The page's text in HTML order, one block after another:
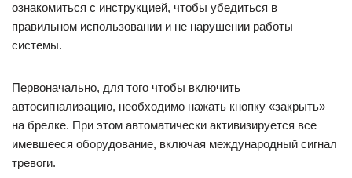
ознакомиться с инструкцией, чтобы убедиться в
правильном использовании и не нарушении работы
системы.
Первоначально, для того чтобы включить
автосигнализацию, необходимо нажать кнопку «закрыть»
на брелке. При этом автоматически активизируется все
имевшееся оборудование, включая международный сигнал
тревоги.